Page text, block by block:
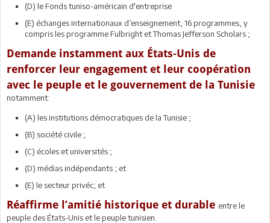
(D) le Fonds tuniso-américain d'entreprise
(E) échanges internationaux d’enseignement, 16 programmes, y
compris les programme Fulbright et Thomas Jefferson Scholars ;
Demande instamment aux États-Unis de
renforcer leur engagement et leur coopération
avec le peuple et le gouvernement de la Tunisie
notamment:
(A) les institutions démocratiques de la Tunisie ;
(B) société civile ;
(C) écoles et universités ;
(D) médias indépendants ; et
(E) le secteur privéc; et
Réaffirme l’amitié historique et durable entre le
peuple des États-Unis et le peuple tunisien.